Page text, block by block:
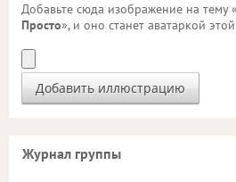
Добавьте сюда изображение на тему «
Просто», и оно станет аватаркой
Журнал группы